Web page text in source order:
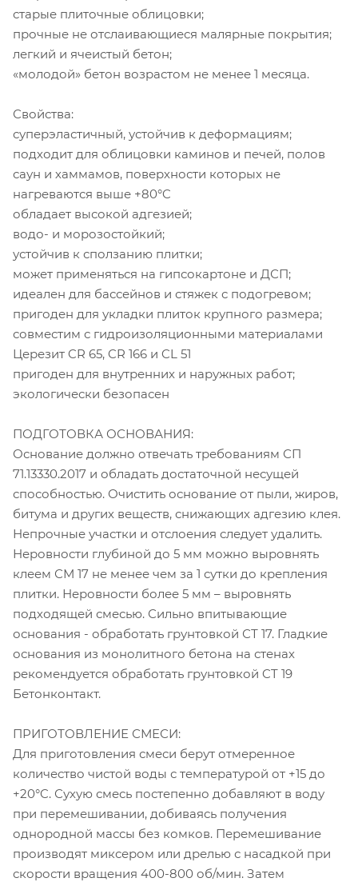
старые плиточные облицовки;
прочные не отслаивающиеся малярные покрытия;
легкий и ячеистый бетон;
«молодой» бетон возрастом не менее 1 месяца.
Свойства:
суперэластичный, устойчив к деформациям;
подходит для облицовки каминов и печей, полов
саун и хаммамов, поверхности которых не
нагреваются выше +80°C
обладает высокой адгезией;
водо- и морозостойкий;
устойчив к сползанию плитки;
может применяться на гипсокартоне и ДСП;
идеален для бассейнов и стяжек с подогревом;
пригоден для укладки плиток крупного размера;
совместим с гидроизоляционными материалами
Церезит CR 65, CR 166 и CL 51
пригоден для внутренних и наружных работ;
экологически безопасен
ПОДГОТОВКА ОСНОВАНИЯ:
Основание должно отвечать требованиям СП
71.13330.2017 и обладать достаточной несущей
способностью. Очистить основание от пыли, жиров,
битума и других веществ, снижающих адгезию клея.
Непрочные участки и отслоения следует удалить.
Неровности глубиной до 5 мм можно выровнять
клеем СМ 17 не менее чем за 1 сутки до крепления
плитки. Неровности более 5 мм – выровнять
подходящей смесью. Сильно впитывающие
основания - обработать грунтовкой СТ 17. Гладкие
основания из монолитного бетона на стенах
рекомендуется обработать грунтовкой CT 19
Бетонконтакт.
ПРИГОТОВЛЕНИЕ СМЕСИ:
Для приготовления смеси берут отмеренное
количество чистой воды с температурой от +15 до
+20°C. Сухую смесь постепенно добавляют в воду
при перемешивании, добиваясь получения
однородной массы без комков. Перемешивание
производят миксером или дрелью с насадкой при
скорости вращения 400-800 об/мин. Затем